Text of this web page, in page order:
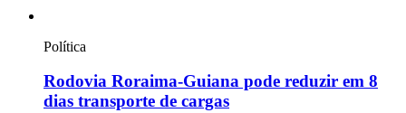
Política
Rodovia Roraima-Guiana pode reduzir em 8
dias transporte de cargas